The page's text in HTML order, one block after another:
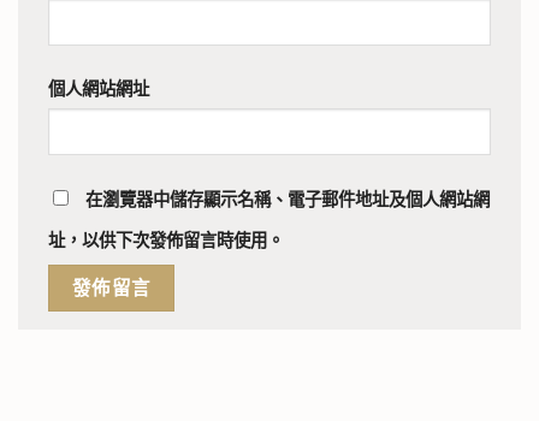
個人網站網址
在瀏覽器中儲存顯示名稱、電子郵件地址及個人網站網
址，以供下次發佈留言時使用。